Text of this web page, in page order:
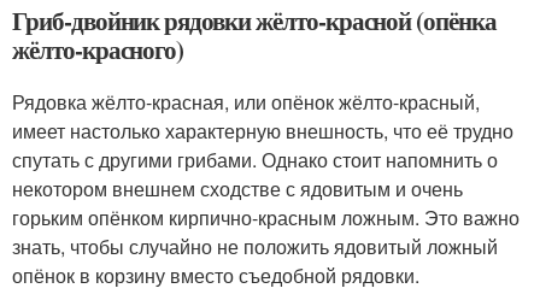
Гриб-двойник рядовки жёлто-красной (опёнка
жёлто-красного)
Рядовка жёлто-красная, или опёнок жёлто-красный,
имеет настолько характерную внешность, что её трудно
спутать с другими грибами. Однако стоит напомнить о
некотором внешнем сходстве с ядовитым и очень
горьким опёнком кирпично-красным ложным. Это важно
знать, чтобы случайно не положить ядовитый ложный
опёнок в корзину вместо съедобной рядовки.